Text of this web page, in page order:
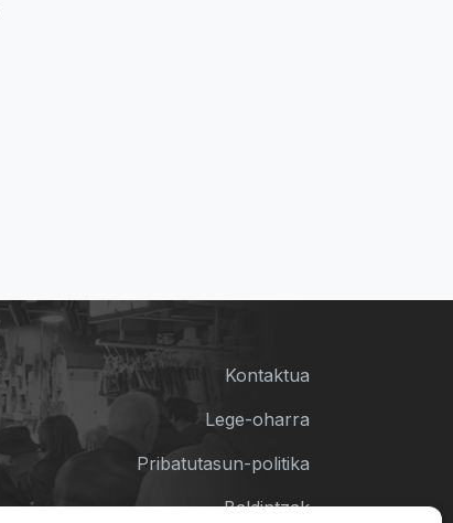
Kontaktua
Lege-oharra
Pribatutasun-politika
Baldintzak